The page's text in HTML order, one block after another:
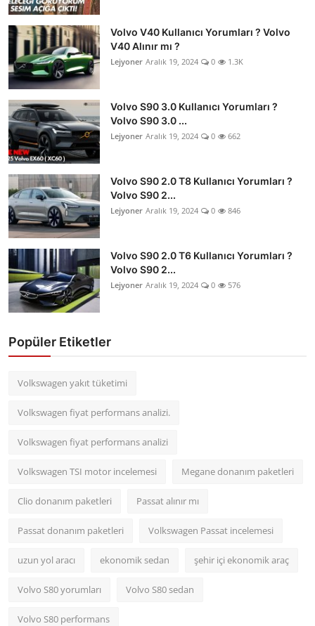
Volvo V40 Kullanıcı Yorumları ? Volvo
V40 Alınır mı ?
Lejyoner Aralık 19, 2024 0 1.3K
Volvo S90 3.0 Kullanıcı Yorumları ?
Volvo S90 3.0 ...
Lejyoner Aralık 19, 2024 0 662
Volvo S90 2.0 T8 Kullanıcı Yorumları ?
Volvo S90 2...
Lejyoner Aralık 19, 2024 0 846
Volvo S90 2.0 T6 Kullanıcı Yorumları ?
Volvo S90 2...
Lejyoner Aralık 19, 2024 0 576
Popüler Etiketler
Volkswagen yakıt tüketimi
Volkswagen fiyat performans analizi.
Volkswagen fiyat performans analizi
Volkswagen TSI motor incelemesi Megane donanım paketleri
Clio donanım paketleri Passat alınır mı
Passat donanım paketleri Volkswagen Passat incelemesi
uzun yol aracı ekonomik sedan şehir içi ekonomik araç
Volvo S80 yorumları Volvo S80 sedan
Volvo S80 performans